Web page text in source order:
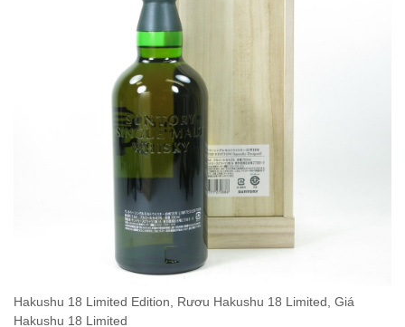
Hakushu 18 Limited Edition, Rươu Hakushu 18 Limited, Giá
Hakushu 18 Limited